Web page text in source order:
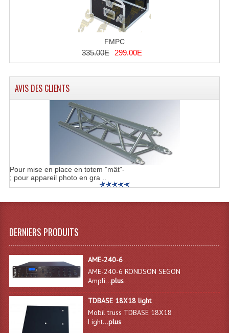
FMPC
335.00E 299.00E
AVIS DES CLIENTS
Pour mise en place en totem "mât"-
; pour appareil photo en gra ..
DERNIERS PRODUITS
AME-240-6
AME-240-6 RONDSON SEGON
Ampli...plus
TDBASE 18X18 light
Mobil truss TDBASE 18X18
Light...plus